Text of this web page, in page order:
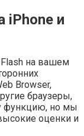
iPhone и
Flash на вашем
Browser,
браузеры,
функцию, но мы
оценки и